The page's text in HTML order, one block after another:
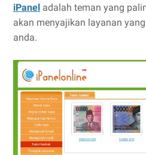
iPanel adalah teman yang
akan menyajikan layanan
anda.